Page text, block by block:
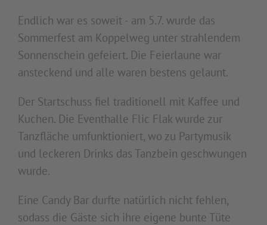
Endlich war es soweit - am 5.7. wurde das
Sommerfest am Koppelweg unter strahlendem
Sonnenschein gefeiert. Die Feierlaune war
ansteckend und alle waren bestens gelaunt.
Der Startschuss fiel traditionell mit Kaffee und
Kuchen. Die Eventhalle Flic Flak wurde zur
Tanzfläche umfunktioniert, wo zu Partymusik
und leckeren Drinks das Tanzbein geschwungen
wurde.
Eine Candy Bar durfte natürlich nicht fehlen,
sodass die Gäste sich ihre eigene bunte Tüte